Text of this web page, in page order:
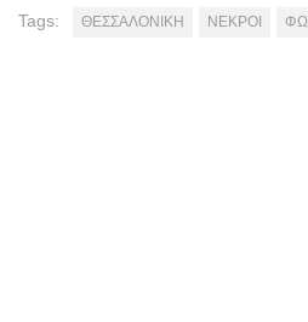
Tags: ΘΕΣΣΑΛΟΝΙΚΗ ΝΕΚΡΟΙ